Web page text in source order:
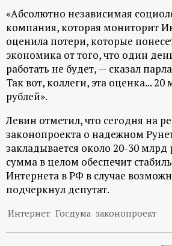
ц
и
о
н
н
ы
й
п
«Абсолютно независимая
компания, которая мониторит
оценила потери, которые
экономика от того, что один
работать не будет, — сказал
Так вот, коллеги, эта оценка...
рублей».
Левин отметил, что сегодня на
законопроекта о надежном
закладывается около 20-30 млрд
сумма в целом обеспечит
Интернета в РФ в случае
подчеркнул депутат.
Интернет Госдума законопроект